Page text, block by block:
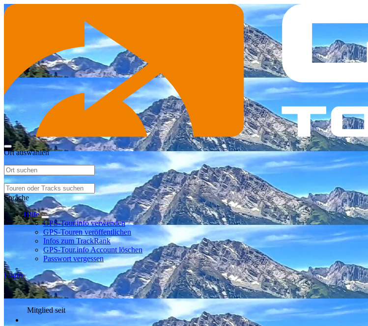
Ort auswählen
Sprache
Hilfe
GPS-Tour.info verwenden
GPS-Touren veröffentlichen
Infos zum TrackRank
GPS-Tour.info Account löschen
Passwort vergessen
Login
Mitglied seit